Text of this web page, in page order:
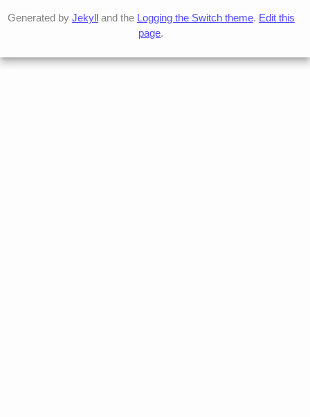
Generated by Jekylland the Logging the Switch theme. Edit this
page.